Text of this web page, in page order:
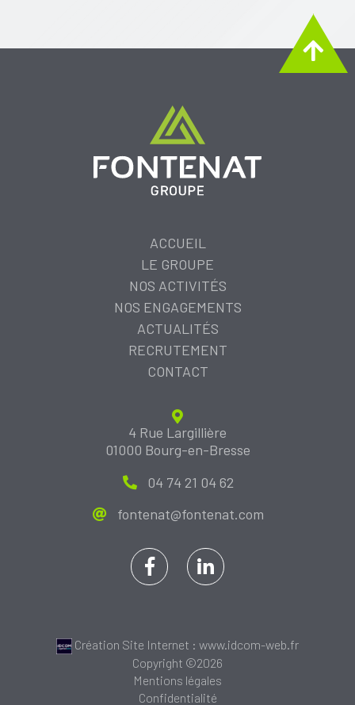
ACCUEIL
LE GROUPE
NOS ACTIVITÉS
NOS ENGAGEMENTS
ACTUALITÉS
RECRUTEMENT
CONTACT
4 Rue Largillière
01000 Bourg-en-Bresse
04 74 21 04 62
fontenat@fontenat.com
Création Site Internet : www.idcom-web.fr
Copyright ©2026
Mentions légales
Confidentialité